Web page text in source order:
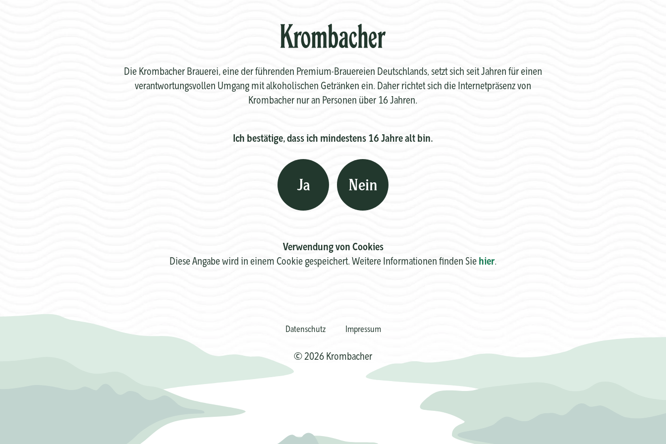
Die Krombacher Brauerei, eine der führenden Premium-Brauereien Deutschlands, setzt sich seit Jahren für einen
verantwortungsvollen Umgang mit alkoholischen Getränken ein. Daher richtet sich die Internetpräsenz von
Krombacher nur an Personen über 16 Jahren.
Ich bestätige, dass ich mindestens 16 Jahre alt bin.
Ja Nein
Verwendung von Cookies
Diese Angabe wird in einem Cookie gespeichert. Weitere Informationen finden Sie hier.
Datenschutz Impressum
© 2026 Krombacher